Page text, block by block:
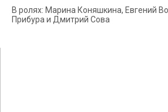
В ролях: Марина Коняшкина, Евгений
Прибура и Дмитрий Сова